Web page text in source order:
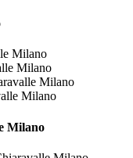
Milano
Milano
Milano
Milano
Milano